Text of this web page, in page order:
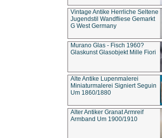
Vintage Antike Herrliche Seltene
Jugendstil Wandfliese Gemarkt
G West Germany
Murano Glas - Fisch 1960?
Glaskunst Glasobjekt Mille Fiori
Alte Antike Lupenmalerei
Miniaturmalerei Signiert Seguin
Um 1860/1880
Alter Antiker Granat Armreif
Armband Um 1900/1910